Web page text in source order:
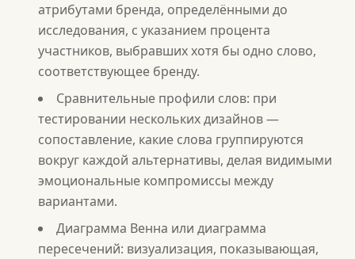
атрибутами бренда, определёнными до
исследования, с указанием процента
участников, выбравших хотя бы одно слово,
соответствующее бренду.
Сравнительные профили слов: при
тестировании нескольких дизайнов —
сопоставление, какие слова группируются
вокруг каждой альтернативы, делая видимыми
эмоциональные компромиссы между
вариантами.
Диаграмма Венна или диаграмма
пересечений: визуализация, показывающая,